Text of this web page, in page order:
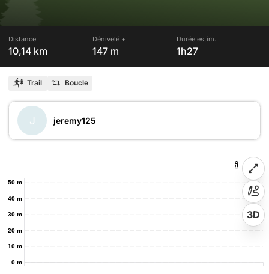
Distance
10,14 km
Dénivelé +
147 m
Durée estim.
1h27
Trail Boucle
J jeremy125
0 m
10 m
20 m
30 m
40 m
50 m
3D